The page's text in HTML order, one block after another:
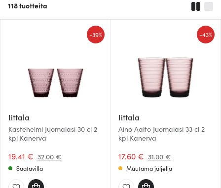
118tuotteita
Iittala
Kastehelmi Juomalasi 30 cl 2
kpl Kanerva
19.41 € 32.00 €
-39%
Saatavilla
Iittala
Aino Aalto Juomalasi 33 cl 2
kpl Kanerva
17.60 € 31.00 €
-43%
Muutama jäljellä